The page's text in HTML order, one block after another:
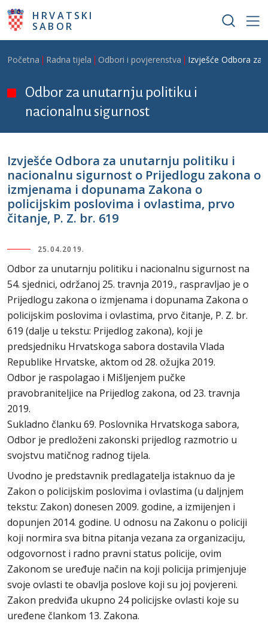
Skoči na glavni sadržaj
HRVATSKI
SABOR
Breadcrumb
Početna Radna tijela Odbori i povjerenstva Izvješće Odbora za
Odbor za unutarnju politiku i
nacionalnu sigurnost
Izvješće Odbora za unutarnju politiku i
nacionalnu sigurnost o Prijedlogu zakona o
izmjenama i dopunama Zakona o
policijskim poslovima i ovlastima, prvo
čitanje, P. Z. br. 619
25.04.2019.
Odbor za unutarnju politiku i nacionalnu sigurnost na
54. sjednici, održanoj 25. travnja 2019., raspravljao je o
Prijedlogu zakona o izmjenama i dopunama Zakona o
policijskim poslovima i ovlastima, prvo čitanje, P. Z. br.
619 (dalje u tekstu: Prijedlog zakona), koji je
predsjedniku Hrvatskoga sabora dostavila Vlada
Republike Hrvatske, aktom od 28. ožujka 2019.
Odbor je raspolagao i Mišljenjem pučke
pravobraniteljice na Prijedlog zakona, od 23. travnja
2019.
Sukladno članku 69. Poslovnika Hrvatskoga sabora,
Odbor je predloženi zakonski prijedlog razmotrio u
svojstvu matičnog radnog tijela.
Uvodno je predstavnik predlagatelja istaknuo da je
Zakon o policijskim poslovima i ovlastima (u daljnjem
tekstu: Zakon) donesen 2009. godine, a izmijenjen i
dopunjen 2014. godine. U odnosu na Zakonu o policiji
koji normira sva bitna pitanja vezana za organizaciju,
odgovornost i radno pravni status policije, ovim
Zakonom se uređuje način na koji policija primjenjuje
svoje ovlasti te obavlja poslove koji su joj povjereni.
Zakon predviđa ukupno 24 policijske ovlasti koje su
uređene člankom 13. Zakona.